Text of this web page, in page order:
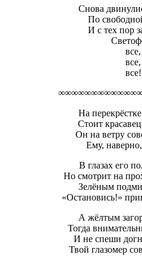
Снова
По
И с тех пор
все,
все,
все!
На
Стоит
Он на ветру
Ему,
В глазах его
Но смотрит на
Зелёным
«Остановись!»
А жёлтым
Тогда
И не спеши
Твой глазомер